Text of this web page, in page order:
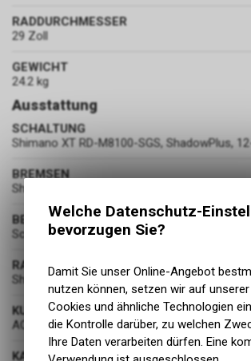
RADDURCHMESSER
29 Zoll
GEWICHT
24.2 kg
Ausstattung
SCHALTUNG
Shimano XT RD-M8100-SGS, ShadowPlus,
BREMSEN
Shimano BR-MT420, Hydr. Disc Brake (203/
BEREIFUNG
Schwalbe Smart Sam, Active, 2.6
RADSATZ
Shimano HB-MT400-B / FH-MT410-B
KURBELGARNITUR
ACID E-Crank, 38T, 175mm
KASSETTE
Welche Datenschutz-
bevorzugen Sie?
Damit Sie unser Online-Angebot
nutzen können, setzen wir auf
Cookies und ähnliche Technologien
die Kontrolle darüber, zu welchen
Ihre Daten verarbeiten dürfen. Eine